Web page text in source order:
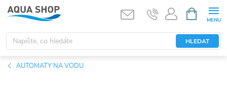
Přejít
na
obsah
HLEDAT
NÁKUPNÍ
KOŠÍK
AUTOMATY NA VODU